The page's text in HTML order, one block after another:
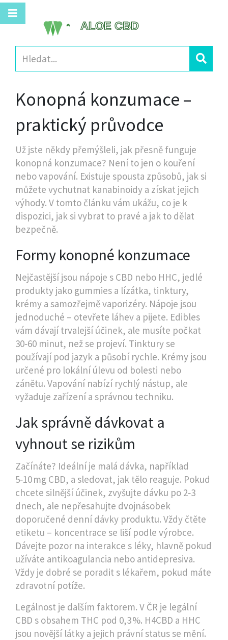
Konopná konzumace –
praktický průvodce
Už jste někdy přemýšleli, jak přesně funguje
konopná konzumace? Není to jen o kouření
nebo vapování. Existuje spousta způsobů, jak si
můžete vychutnat kanabinoidy a získat jejich
výhody. V tomto článku vám ukážu, co je k
dispozici, jak si vybrat to pravé a jak to dělat
bezpečně.
Formy konopné konzumace
Nejčastější jsou nápoje s CBD nebo HHC, jedlé
produkty jako gummies a lízátka, tinktury,
krémy a samozřejmě vaporizéry. Nápoje jsou
jednoduché – otevřete láhev a pijete. Edibles
vám dávají trvalejší účinek, ale musíte počkat
30‑60 minut, než se projeví. Tinktury se
používají pod jazyk a působí rychle. Krémy jsou
určené pro lokální úlevu od bolesti nebo
zánětu. Vapování nabízí rychlý nástup, ale
vyžaduje zařízení a správnou techniku.
Jak správně dávkovat a
vyhnout se rizikům
Začínáte? Ideální je malá dávka, například
5‑10 mg CBD, a sledovat, jak tělo reaguje. Pokud
chcete silnější účinek, zvyšujte dávku po 2‑3
dnech, ale nepřesahujte dvojnásobek
doporučené denní dávky produktu. Vždy čtěte
etiketu – koncentrace se liší podle výrobce.
Dávejte pozor na interakce s léky, hlavně pokud
užíváte antikoagulancia nebo antidepresiva.
Vždy je dobré se poradit s lékařem, pokud máte
zdravotní potíže.
Legálnost je dalším faktorem. V ČR je legální
CBD s obsahem THC pod 0,3 %. H4CBD a HHC
jsou novější látky a jejich právní status se mění.